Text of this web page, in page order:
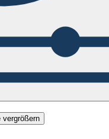
vergrößern